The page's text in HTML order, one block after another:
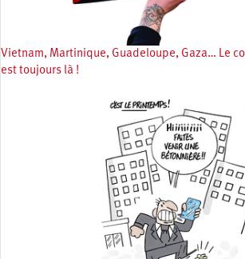
Vietnam, Martinique, Guadeloupe, Gaza… Le
est toujours là !